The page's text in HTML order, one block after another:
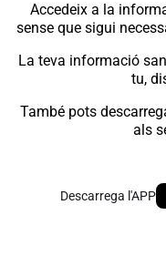
Accedeix a la
sense que sigui
La teva informació
tu,
També pots
als
Descarrega l'APP